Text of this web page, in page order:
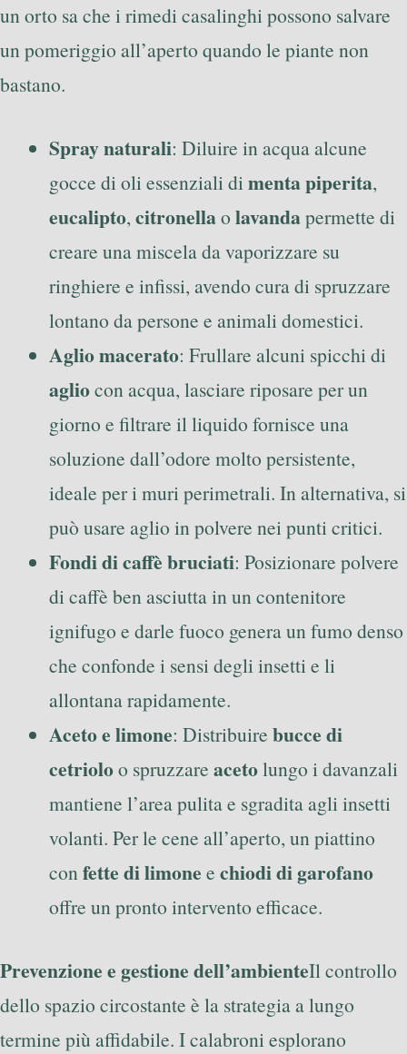
un orto sa che i rimedi casalinghi possono salvare
un pomeriggio all’aperto quando le piante non
bastano.
Spray naturali: Diluire in acqua alcune
gocce di oli essenziali dimenta piperita,
eucalipto, citronellao lavandapermette di
creare una miscela da vaporizzare su
ringhiere e infissi, avendo cura di spruzzare
lontano da persone e animali domestici.
Aglio macerato: Frullare alcuni spicchi di
agliocon acqua, lasciare riposare per un
giorno e filtrare il liquido fornisce una
soluzione dall’odore molto persistente,
ideale per i muri perimetrali. In alternativa, si
può usare aglio in polvere nei punti critici.
Fondi di caffè bruciati: Posizionare polvere
di caffè ben asciutta in un contenitore
ignifugo e darle fuoco genera un fumo denso
che confonde i sensi degli insetti e li
allontana rapidamente.
Aceto e limone: Distribuire bucce di
cetrioloo spruzzare acetolungo i davanzali
mantiene l’area pulita e sgradita agli insetti
volanti. Per le cene all’aperto, un piattino
confette di limone e chiodi di garofano
offre un pronto intervento efficace.
Prevenzione e gestione dell’ambienteIl controllo
dello spazio circostante è la strategia a lungo
termine più affidabile. I calabroni esplorano